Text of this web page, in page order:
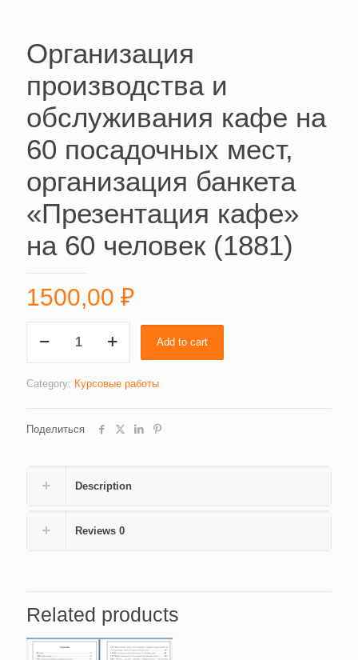
Организация
производства и
обслуживания кафе на
60 посадочных мест,
организация банкета
«Презентация кафе»
на 60 человек (1881)
1500,00 ₽
производства
обслуживания
60
организация
«Презентация
кафе»
quantity
Add to cart
Category: Курсовые работы
Поделиться
Description
Reviews 0
Related products